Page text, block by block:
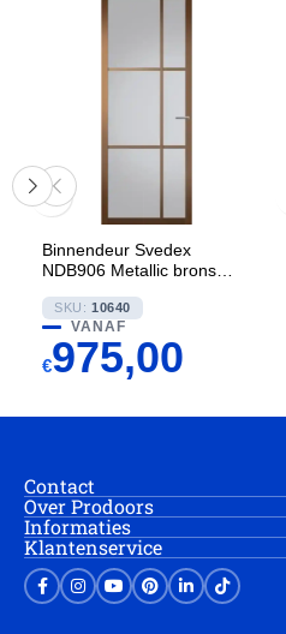
Binnendeur Svedex
NDB906 Metallic brons met
SKU: 10640
VANAF
€975,00
Contact
Over Prodoors
Informaties
Klantenservice